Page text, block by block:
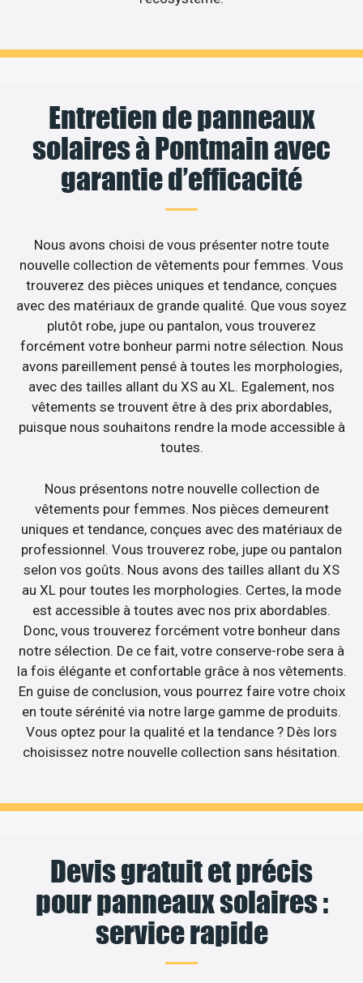
Entretien de panneaux
solaires à Pontmain avec
garantie d’efficacité
Nous avons choisi de vous présenter notre toute
nouvelle collection de vêtements pour femmes. Vous
trouverez des pièces uniques et tendance, conçues
avec des matériaux de grande qualité. Que vous soyez
plutôt robe, jupe ou pantalon, vous trouverez
forcément votre bonheur parmi notre sélection. Nous
avons pareillement pensé à toutes les morphologies,
avec des tailles allant du XS au XL. Egalement, nos
vêtements se trouvent être à des prix abordables,
puisque nous souhaitons rendre la mode accessible à
toutes.
Nous présentons notre nouvelle collection de
vêtements pour femmes. Nos pièces demeurent
uniques et tendance, conçues avec des matériaux de
professionnel. Vous trouverez robe, jupe ou pantalon
selon vos goûts. Nous avons des tailles allant du XS
au XL pour toutes les morphologies. Certes, la mode
est accessible à toutes avec nos prix abordables.
Donc, vous trouverez forcément votre bonheur dans
notre sélection. De ce fait, votre conserve-robe sera à
la fois élégante et confortable grâce à nos vêtements.
En guise de conclusion, vous pourrez faire votre choix
en toute sérénité via notre large gamme de produits.
Vous optez pour la qualité et la tendance ? Dès lors
choisissez notre nouvelle collection sans hésitation.
Devis gratuit et précis
pour panneaux solaires :
service rapide